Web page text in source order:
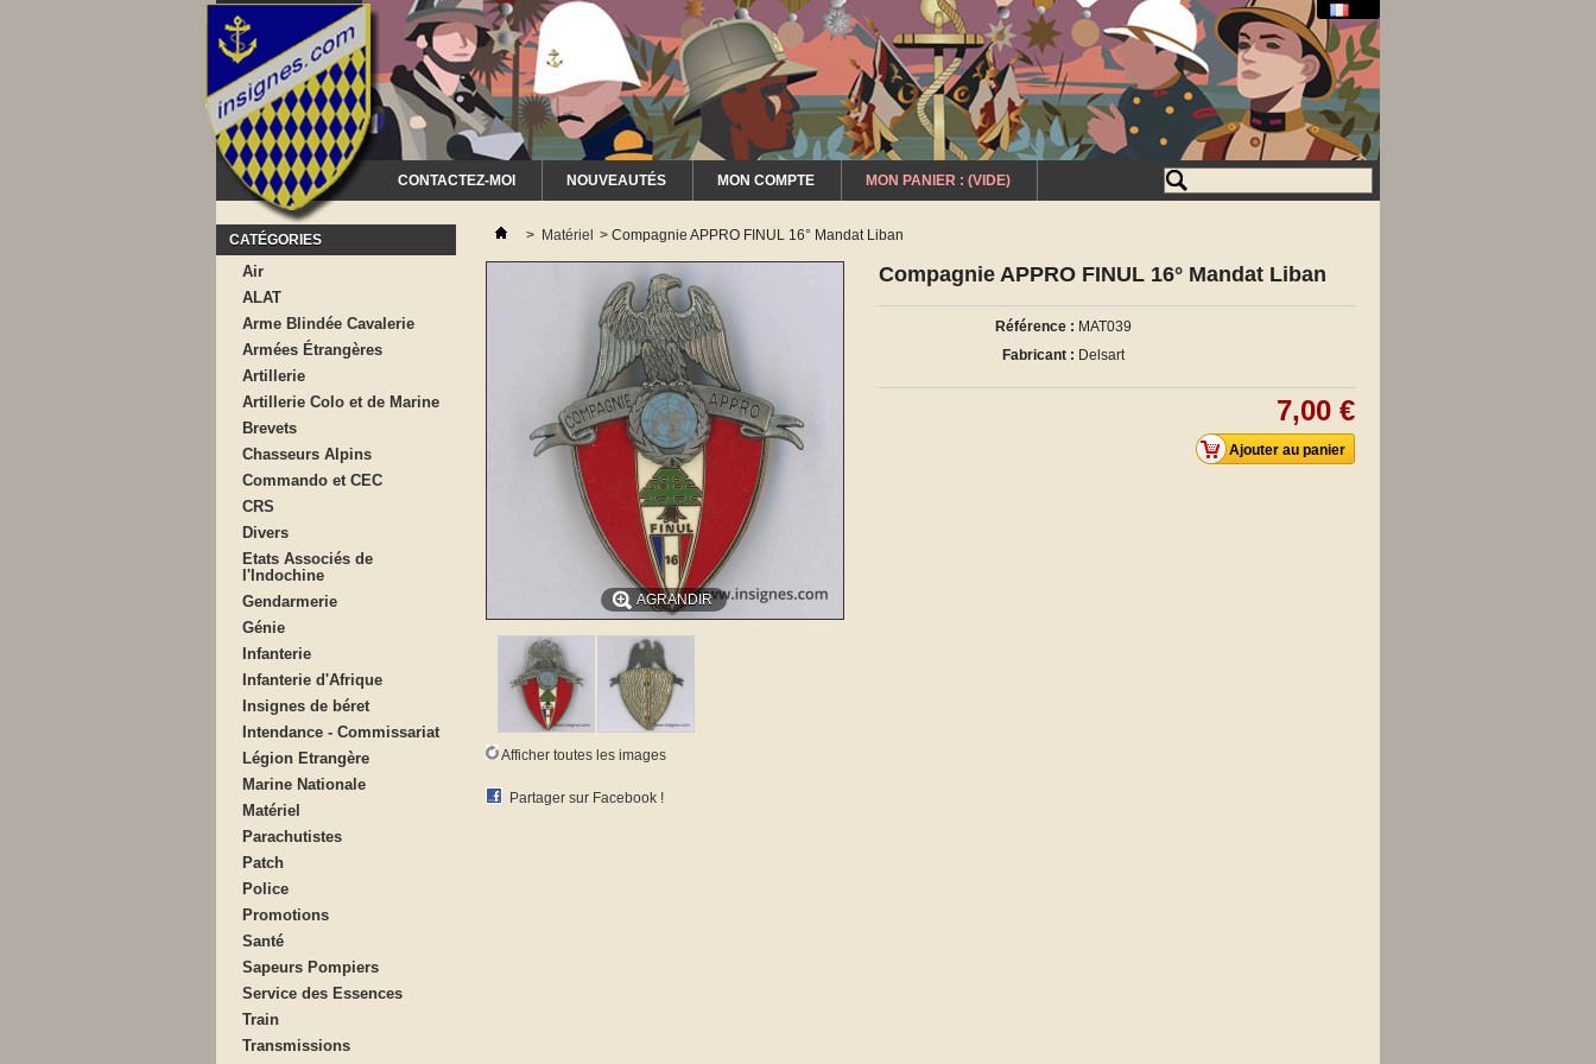
CONTACTEZ-MOI NOUVEAUTÉS MON COMPTE MON PANIER : (VIDE)
CATÉGORIES
Air
ALAT
Arme Blindée Cavalerie
Armées Étrangères
Artillerie
Artillerie Colo et de Marine
Brevets
Chasseurs Alpins
Commando et CEC
CRS
Divers
Etats Associés de
l'Indochine
Gendarmerie
Génie
Infanterie
Infanterie d'Afrique
Insignes de béret
Intendance - Commissariat
Légion Etrangère
Marine Nationale
Matériel
Parachutistes
Patch
Police
Promotions
Santé
Sapeurs Pompiers
Service des Essences
Train
Transmissions
> Matériel > Compagnie APPRO FINUL 16° Mandat Liban
AGRANDIR
Afficher toutes les images
Partager sur Facebook !
Compagnie APPRO FINUL 16° Mandat Liban
Référence : MAT039
Fabricant : Delsart
7,00 €